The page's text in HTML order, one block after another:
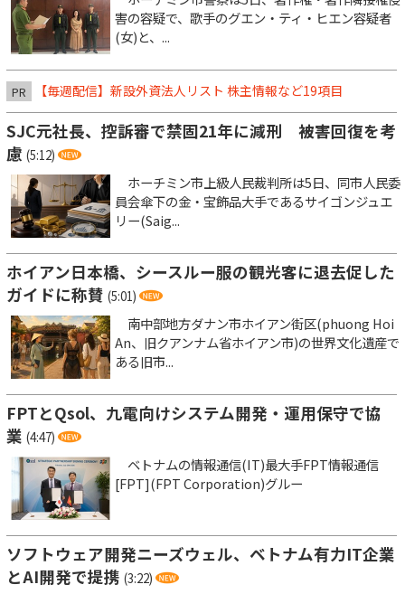
害の容疑で、歌手のグエン・ティ・ヒエン容疑者
(女)と、...
PR 【毎週配信】新設外資法人リスト 株主情報など19項目
SJC元社長、控訴審で禁固21年に減刑 被害回復を考
慮 (5:12)
ホーチミン市上級人民裁判所は5日、同市人民委
員会傘下の金・宝飾品大手であるサイゴンジュエ
リー(Saig...
ホイアン日本橋、シースルー服の観光客に退去促した
ガイドに称賛 (5:01)
南中部地方ダナン市ホイアン街区(phuong Hoi
An、旧クアンナム省ホイアン市)の世界文化遺産で
ある旧市...
FPTとQsol、九電向けシステム開発・運用保守で協
業 (4:47)
ベトナムの情報通信(IT)最大手FPT情報通信
[FPT](FPT Corporation)グルー
ソフトウェア開発ニーズウェル、ベトナム有力IT企業
とAI開発で提携 (3:22)